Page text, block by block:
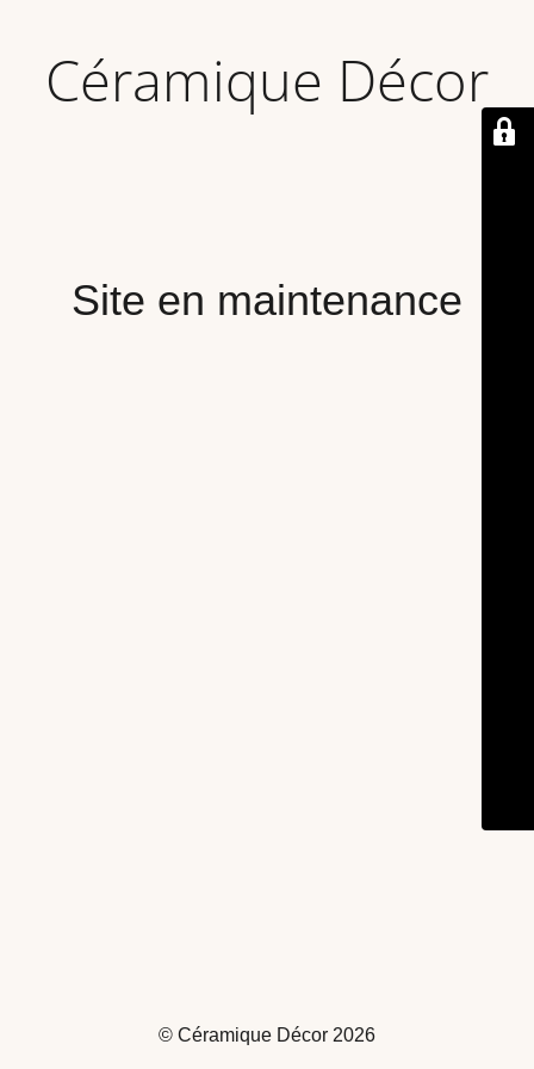
Céramique Décor
Site en maintenance
© Céramique Décor 2026